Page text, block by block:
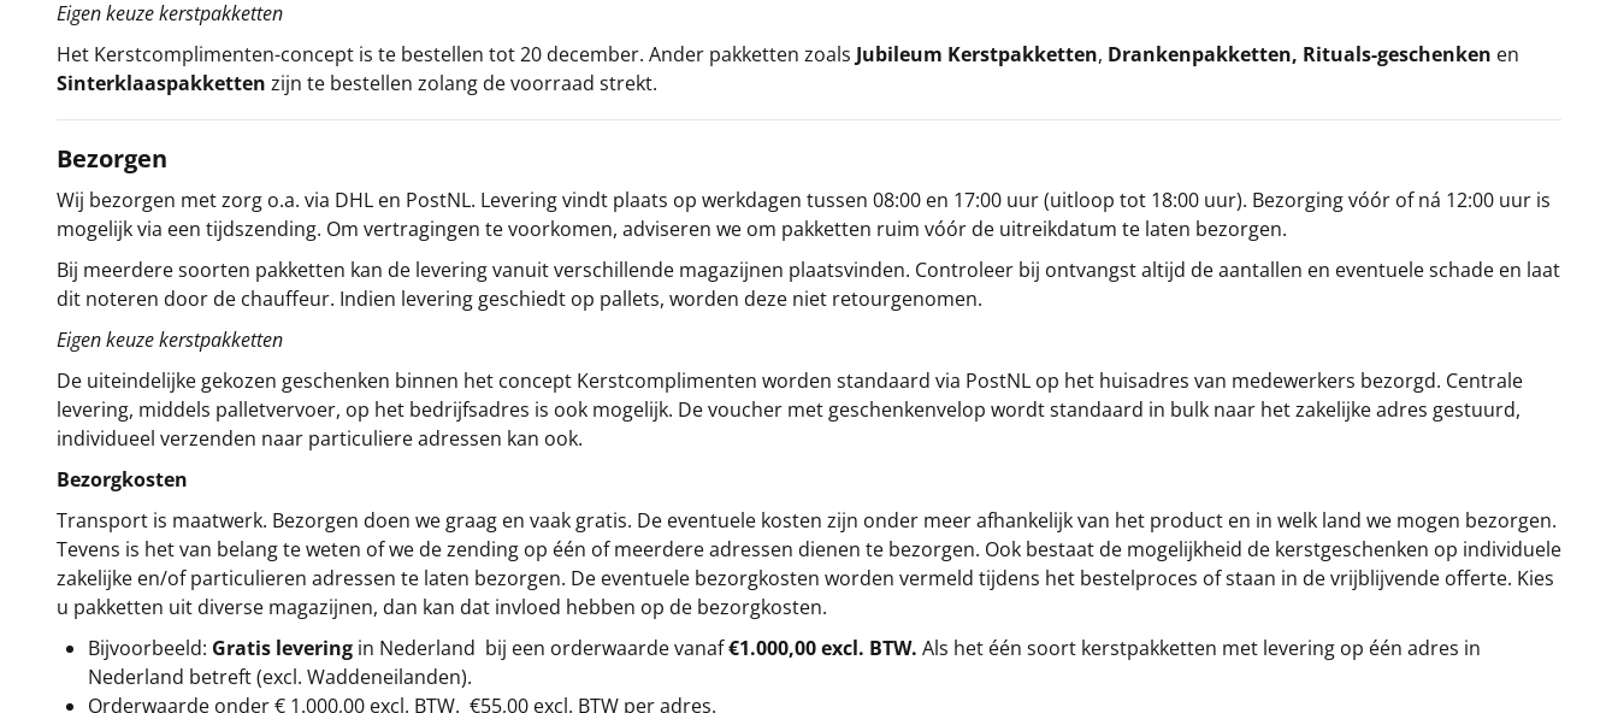
Eigen keuze kerstpakketten
Het Kerstcomplimenten-concept is te bestellen tot 20 december. Ander pakketten zoals Jubileum Kerstpakketten, Drankenpakketten, Rituals-geschenken en
Sinterklaaspakketten zijn te bestellen zolang de voorraad strekt.
Bezorgen
Wij bezorgen met zorg o.a. via DHL en PostNL. Levering vindt plaats op werkdagen tussen 08:00 en 17:00 uur (uitloop tot 18:00 uur). Bezorging vóór of ná 12:00 uur is
mogelijk via een tijdszending. Om vertragingen te voorkomen, adviseren we om pakketten ruim vóór de uitreikdatum te laten bezorgen.
Bij meerdere soorten pakketten kan de levering vanuit verschillende magazijnen plaatsvinden. Controleer bij ontvangst altijd de aantallen en eventuele schade en laat
dit noteren door de chauffeur. Indien levering geschiedt op pallets, worden deze niet retourgenomen.
Eigen keuze kerstpakketten
De uiteindelijke gekozen geschenken binnen het concept Kerstcomplimenten worden standaard via PostNL op het huisadres van medewerkers bezorgd. Centrale
levering, middels palletvervoer, op het bedrijfsadres is ook mogelijk. De voucher met geschenkenvelop wordt standaard in bulk naar het zakelijke adres gestuurd,
individueel verzenden naar particuliere adressen kan ook.
Bezorgkosten
Transport is maatwerk. Bezorgen doen we graag en vaak gratis. De eventuele kosten zijn onder meer afhankelijk van het product en in welk land we mogen bezorgen.
Tevens is het van belang te weten of we de zending op één of meerdere adressen dienen te bezorgen. Ook bestaat de mogelijkheid de kerstgeschenken op individuele
zakelijke en/of particulieren adressen te laten bezorgen. De eventuele bezorgkosten worden vermeld tijdens het bestelproces of staan in de vrijblijvende offerte. Kies
u pakketten uit diverse magazijnen, dan kan dat invloed hebben op de bezorgkosten.
Bijvoorbeeld: Gratis levering in Nederland bij een orderwaarde vanaf€1.000,00 excl. BTW. Als het één soort kerstpakketten met levering op één adres in
Nederland betreft (excl. Waddeneilanden).
Orderwaarde onder € 1.000,00 excl. BTW. €55,00 excl. BTW per adres.